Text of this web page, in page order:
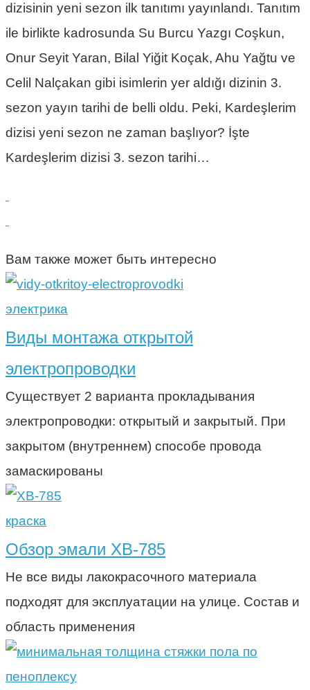
dizisinin yeni sezon ilk tanıtımı yayınlandı. Tanıtım
ile birlikte kadrosunda Su Burcu Yazgı Coşkun,
Onur Seyit Yaran, Bilal Yiğit Koçak, Ahu Yağtu ve
Celil Nalçakan gibi isimlerin yer aldığı dizinin 3.
sezon yayın tarihi de belli oldu. Peki, Kardeşlerim
dizisi yeni sezon ne zaman başlıyor? İşte
Kardeşlerim dizisi 3. sezon tarihi…
Вам также может быть интересно
электрика
Виды монтажа открытой
электропроводки
Существует 2 варианта прокладывания
электропроводки: открытый и закрытый. При
закрытом (внутреннем) способе провода
замаскированы
краска
Обзор эмали ХВ-785
Не все виды лакокрасочного материала
подходят для эксплуатации на улице. Состав и
область применения